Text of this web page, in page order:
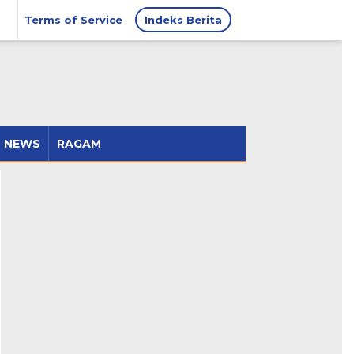
Terms of Service Indeks Berita
NEWS RAGAM